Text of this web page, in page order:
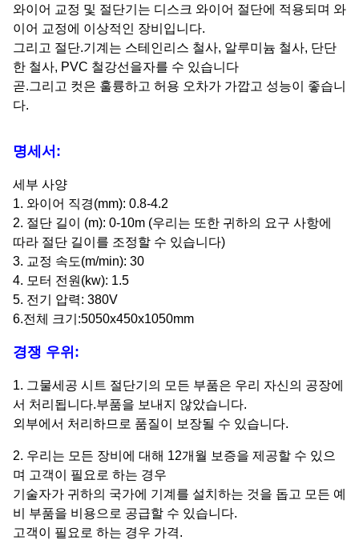
와이어 교정 및 절단기는 디스크 와이어 절단에 적용되며 와
이어 교정에 이상적인 장비입니다.
그리고 절단.기계는 스테인리스 철사, 알루미늄 철사, 단단
한 철사, PVC 철강선을자를 수 있습니다
곧.그리고 컷은 훌륭하고 허용 오차가 가깝고 성능이 좋습니
다.
명세서:
세부 사양
1. 와이어 직경(mm): 0.8-4.2
2. 절단 길이 (m): 0-10m (우리는 또한 귀하의 요구 사항에
따라 절단 길이를 조정할 수 있습니다)
3. 교정 속도(m/min): 30
4. 모터 전원(kw): 1.5
5. 전기 압력: 380V
6.전체 크기 :5050x450x1050mm
경쟁 우위:
1. 그물세공 시트 절단기의 모든 부품은 우리 자신의 공장에
서 처리됩니다.부품을 보내지 않았습니다.
외부에서 처리하므로 품질이 보장될 수 있습니다.
2. 우리는 모든 장비에 대해 12개월 보증을 제공할 수 있으
며 고객이 필요로 하는 경우
기술자가 귀하의 국가에 기계를 설치하는 것을 돕고 모든 예
비 부품을 비용으로 공급할 수 있습니다.
고객이 필요로 하는 경우 가격.